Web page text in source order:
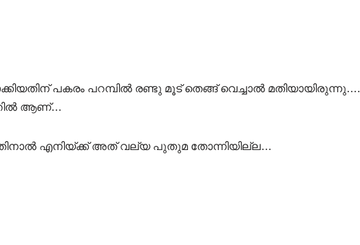
പകരം പറമ്പിൽ രണ്ടു മൂട് തെങ്ങ് വെച്ചാൽ മതിയായിരുന്നു….
ആണ്…
എനിയ്ക്ക് അത് വല്യ പുതുമ തോന്നിയില്ല…